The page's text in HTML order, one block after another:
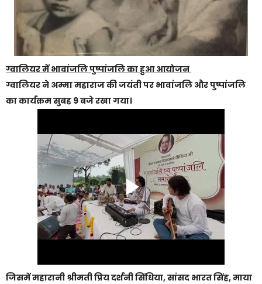
ग्वालियर में भावांजलि पुष्पांजलि का हुआ आयोजन
ग्वालियर ने अम्मा महाराज की जयंती पर भावांजलि और पुष्पांजलि
का कार्यक्रम सुबह 9 बजे रखा गया।
जिसमें महारानी श्रीमती प्रिय दर्शनी सिंधिया, सांसद भारत सिंह, माया